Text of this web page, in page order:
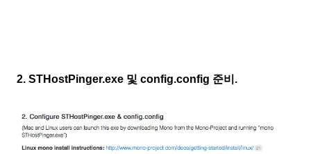
2. STHostPinger.exe 및 config.config 준비.